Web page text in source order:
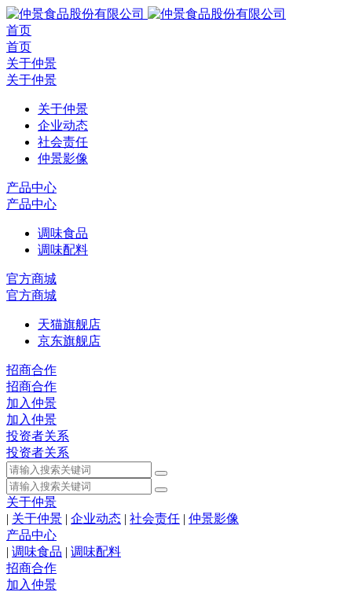
首页
首页
关于仲景
关于仲景
关于仲景
企业动态
社会责任
仲景影像
产品中心
产品中心
调味食品
调味配料
官方商城
官方商城
天猫旗舰店
京东旗舰店
招商合作
招商合作
加入仲景
加入仲景
投资者关系
投资者关系
关于仲景
| 关于仲景 | 企业动态 | 社会责任 | 仲景影像
产品中心
| 调味食品 | 调味配料
招商合作
加入仲景